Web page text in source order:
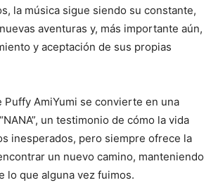
la música sigue siendo su constante,
aventuras y, más importante aún,
y aceptación de sus propias
Puffy AmiYumi se convierte en una
un testimonio de cómo la vida
inesperados, pero siempre ofrece la
un nuevo camino, manteniendo
lo que alguna vez fuimos.